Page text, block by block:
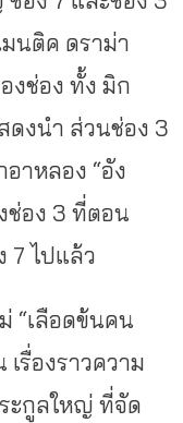
นติค ดราม่า
งช่อง ทั้ง มิก
งนำ ส่วนช่อง 3
าหลอง “อัง
ช่อง 3 ที่ตอน
7 ไปแล้ว
“เลือดข้นคน
รื่องราวความ
ะกูลใหญ่ ที่จัด